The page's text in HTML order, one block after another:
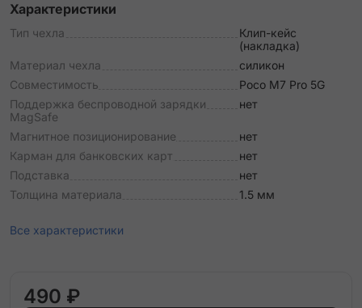
Характеристики
Тип чехла
Клип-кейс
(накладка)
Материал чехла
силикон
Совместимость
Poco M7 Pro 5G
Поддержка беспроводной зарядки
MagSafe
нет
Магнитное позиционирование
нет
Карман для банковских карт
нет
Подставка
нет
Толщина материала
1.5 мм
Все характеристики
490 ₽